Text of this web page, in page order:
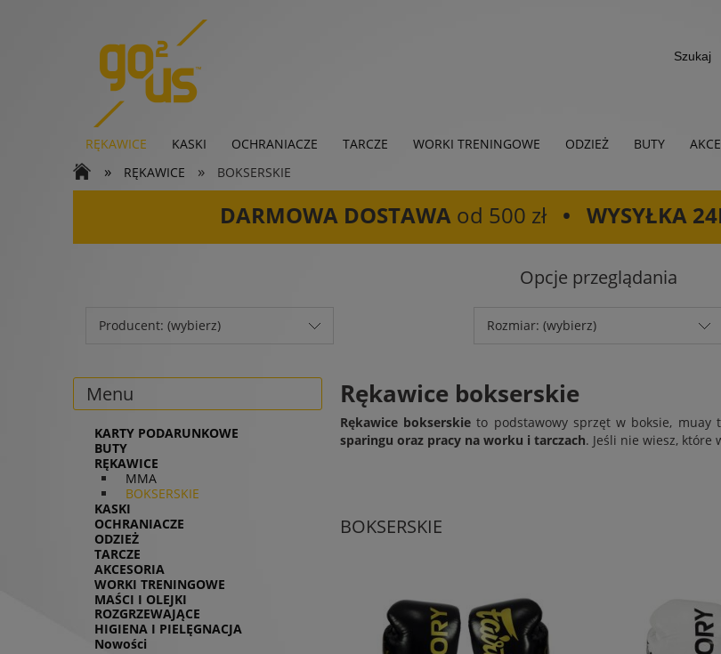
RĘKAWICE KASKI OCHRANIACZE TARCZE WORKI TRENINGOWE ODZIEŻ BUTY
KARTY PODARUNKOWE
» RĘKAWICE » BOKSERSKIE
DARMOWA DOSTAWA od 500 zł • WYSYŁKA
Opcje przeglądania
Producent: (wybierz) Rozmiar: (wybierz)
Menu
KARTY PODARUNKOWE
BUTY
RĘKAWICE
MMA
BOKSERSKIE
KASKI
OCHRANIACZE
ODZIEŻ
TARCZE
AKCESORIA
WORKI TRENINGOWE
MAŚCI I OLEJKI
ROZGRZEWAJĄCE
HIGIENA I PIELĘGNACJA
Nowości
Rękawice bokserskie
Rękawice bokserskie to podstawowy sprzęt w boksie,
sparingu oraz pracy na worku i tarczach. Jeśli nie wiesz,
BOKSERSKIE